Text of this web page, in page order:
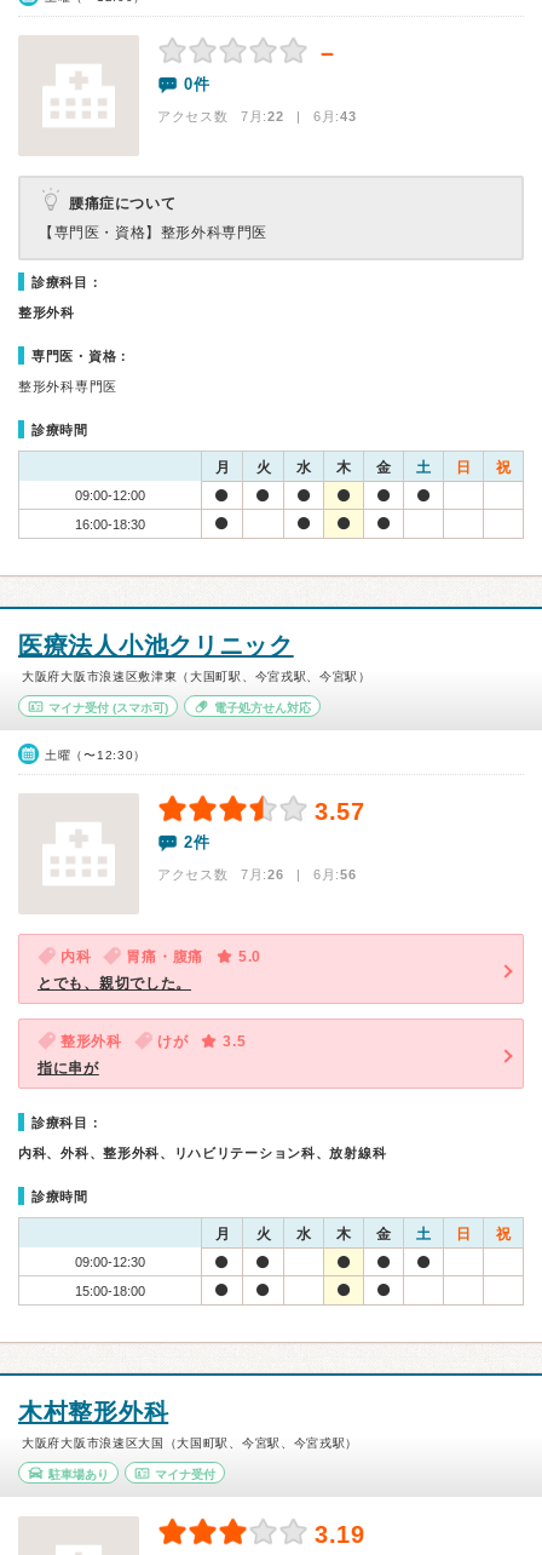
－
0件
アクセス数 7月:22 | 6月:43
腰痛症について
【専門医・資格】 整形外科専門医
診療科目：
整形外科
専門医・資格：
整形外科専門医
診療時間
月 火 水 木 金 土 日 祝
09:00-12:00
16:00-18:30
医療法人小池クリニック
大阪府大阪市浪速区敷津東（大国町駅、今宮戎駅、今宮駅）
マイナ受付 (スマホ可) 電子処方せん対応
土曜（〜12:30）
3.57
2件
アクセス数 7月:26 | 6月:56
内科 胃痛・腹痛
5.0
とでも、親切でした。
整形外科 けが
3.5
指に串が
診療科目：
内科、外科、整形外科、リハビリテーション科、放射線科
診療時間
月 火 水 木 金 土 日 祝
09:00-12:30
15:00-18:00
木村整形外科
大阪府大阪市浪速区大国（大国町駅、今宮駅、今宮戎駅）
駐車場あり マイナ受付
3.19